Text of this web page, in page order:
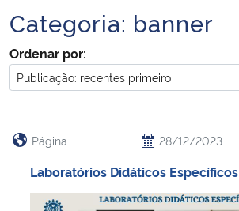
Ministério da Infraestrutura
Ministério da Agricultura, Pecuária e Abastecimento
Ministério da Saúde
Início do conteúdo
Categoria: banner
Ordenar por:
Página 28/12/2023
Laboratórios Didáticos Específicos